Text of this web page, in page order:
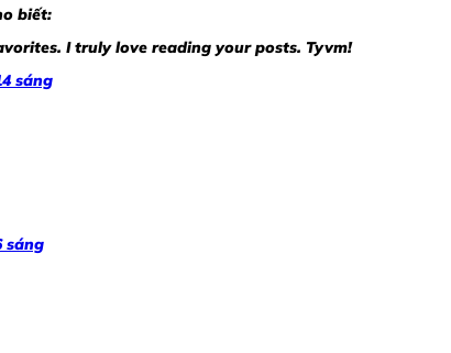
biết:
I truly love reading your posts. Tyvm!
sáng
sáng